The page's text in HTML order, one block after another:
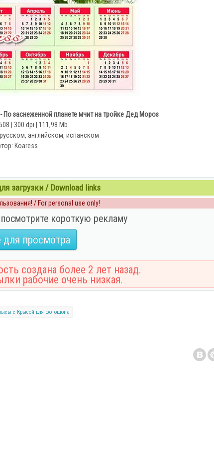
По заснеженной планете мчит на тройке Дед Мороз
| 300 dpi | 111,98 Mb
английском, испанском
Koaress
загрузки / Download links
/ For personal use only!
короткую рекламу
просмотра
создана более 2 лет назад.
рабочие очень низкая.
с Крысой для фотошопа